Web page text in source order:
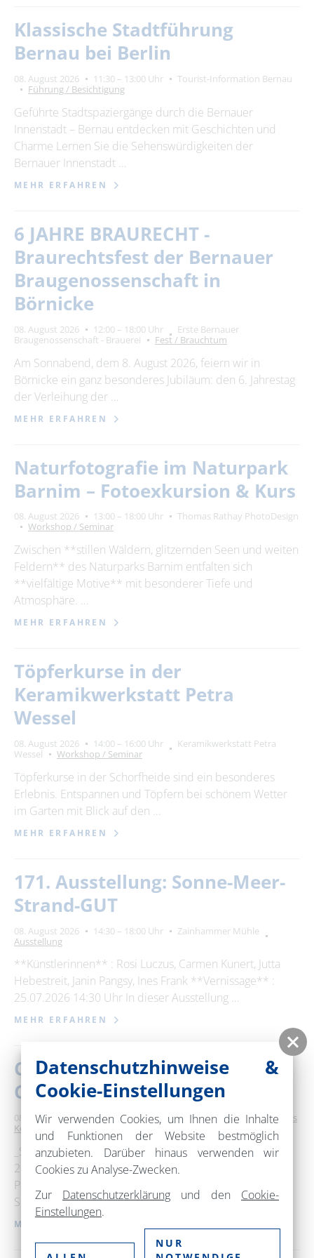
Klassische Stadtführung
Bernau bei Berlin
08. August 2026 11:30 – 13:00 Uhr
Tourist-Information Bernau
Führung / Besichtigung
Geführte Stadtspaziergänge durch die Bernauer
Innenstadt – Bernau entdecken mit Geschichten und
Charme Lernen Sie die Sehenswürdigkeiten der
Bernauer Innenstadt …
MEHR ERFAHREN
6 JAHRE BRAURECHT -
Braurechtsfest der Bernauer
Braugenossenschaft in
Börnicke
08. August 2026 12:00 – 18:00 Uhr
Erste Bernauer
Braugenossenschaft - Brauerei
Fest / Brauchtum
Am Sonnabend, dem 8. August 2026, feiern wir in
Börnicke ein ganz besonderes Jubiläum: den 6. Jahrestag
der Verleihung der …
MEHR ERFAHREN
Naturfotografie im Naturpark
Barnim – Fotoexkursion & Kurs
08. August 2026 13:00 – 18:00 Uhr
Thomas Rathay PhotoDesign
Workshop / Seminar
Zwischen **stillen Wäldern, glitzernden Seen und weiten
Feldern** des Naturparks Barnim entfalten sich
**vielfältige Motive** mit besonderer Tiefe und
Atmosphäre. …
MEHR ERFAHREN
Töpferkurse in der
Keramikwerkstatt Petra
Wessel
08. August 2026 14:00 – 16:00 Uhr
Keramikwerkstatt Petra
Wessel
Workshop / Seminar
Töpferkurse in der Schorfheide sind ein besonderes
Erlebnis. Entspannen und Töpfern bei schönem Wetter
im Garten mit Blick auf den …
MEHR ERFAHREN
171. Ausstellung: Sonne-Meer-
Strand-GUT
08. August 2026 14:30 – 18:00 Uhr
Zainhammer Mühle
Ausstellung
**Künstlerinnen** : Rosi Luczus, Carmen Kunert, Jutta
Hebestreit, Janin Pangsy, Ines Frank **Vernissage** :
25.07.2026 14:30 Uhr In dieser Ausstellung …
MEHR ERFAHREN
Choriner Musiksommer - 2.
Choriner Europa-Konzert
08. August 2026 15:00 – 17:00 Uhr Kloster Chorin
Klassisches
Konzert / Oper
_Samstag, 08.08.2026_ _2. Choriner Europa-Konzert
2026_ _Philharmonisches Orchester Szczecin_
Przemyslaw Neumann • Dirigent Mieczysław Karłowicz •
Serenade for Strings; Mieczysław …
MEHR ERFAHREN
Datenschutzhinweise &
Cookie-Einstellungen
Wir verwenden Cookies, um Ihnen die Inhalte
und Funktionen der Website bestmöglich
anzubieten. Darüber hinaus verwenden wir
Cookies zu Analyse-Zwecken.
Zur Datenschutzerklärung und den Cookie-
Einstellungen.
NUR